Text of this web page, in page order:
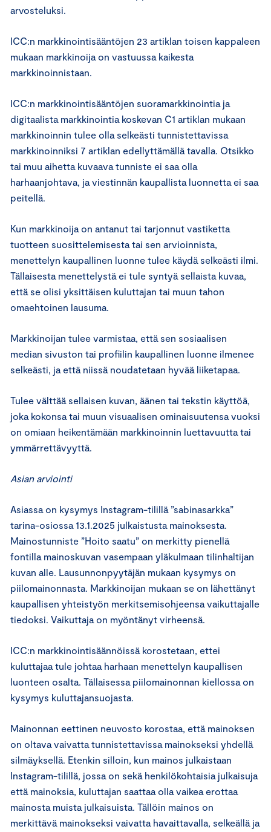
arvosteluksi.
ICC:n markkinointisääntöjen 23 artiklan toisen kappaleen
mukaan markkinoija on vastuussa kaikesta
markkinoinnistaan.
ICC:n markkinointisääntöjen suoramarkkinointia ja
digitaalista markkinointia koskevan C1 artiklan mukaan
markkinoinnin tulee olla selkeästi tunnistettavissa
markkinoinniksi 7 artiklan edellyttämällä tavalla. Otsikko
tai muu aihetta kuvaava tunniste ei saa olla
harhaanjohtava, ja viestinnän kaupallista luonnetta ei saa
peitellä.
Kun markkinoija on antanut tai tarjonnut vastiketta
tuotteen suosittelemisesta tai sen arvioinnista,
menettelyn kaupallinen luonne tulee käydä selkeästi ilmi.
Tällaisesta menettelystä ei tule syntyä sellaista kuvaa,
että se olisi yksittäisen kuluttajan tai muun tahon
omaehtoinen lausuma.
Markkinoijan tulee varmistaa, että sen sosiaalisen
median sivuston tai profiilin kaupallinen luonne ilmenee
selkeästi, ja että niissä noudatetaan hyvää liiketapaa.
Tulee välttää sellaisen kuvan, äänen tai tekstin käyttöä,
joka kokonsa tai muun visuaalisen ominaisuutensa vuoksi
on omiaan heikentämään markkinoinnin luettavuutta tai
ymmärrettävyyttä.
Asian arviointi
Asiassa on kysymys Instagram-tilillä ”sabinasarkka”
tarina-osiossa 13.1.2025 julkaistusta mainoksesta.
Mainostunniste ”Hoito saatu” on merkitty pienellä
fontilla mainoskuvan vasempaan yläkulmaan tilinhaltijan
kuvan alle. Lausunnonpyytäjän mukaan kysymys on
piilomainonnasta. Markkinoijan mukaan se on lähettänyt
kaupallisen yhteistyön merkitsemisohjeensa vaikuttajalle
tiedoksi. Vaikuttaja on myöntänyt virheensä.
ICC:n markkinointisäännöissä korostetaan, ettei
kuluttajaa tule johtaa harhaan menettelyn kaupallisen
luonteen osalta. Tällaisessa piilomainonnan kiellossa on
kysymys kuluttajansuojasta.
Mainonnan eettinen neuvosto korostaa, että mainoksen
on oltava vaivatta tunnistettavissa mainokseksi yhdellä
silmäyksellä. Etenkin silloin, kun mainos julkaistaan
Instagram-tilillä, jossa on sekä henkilökohtaisia julkaisuja
että mainoksia, kuluttajan saattaa olla vaikea erottaa
mainosta muista julkaisuista. Tällöin mainos on
merkittävä mainokseksi vaivatta havaittavalla, selkeällä ja